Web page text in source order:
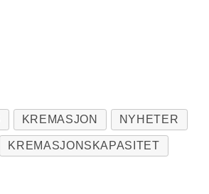
KREMASJON NYHETER
KREMASJONSKAPASITET